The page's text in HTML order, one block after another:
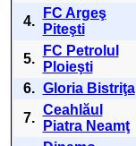
4.
FC Argeş
Piteşti
5.
FC Petrolul
Ploieşti
6. Gloria Bistriţa
7.
Ceahlăul
Piatra Neamţ